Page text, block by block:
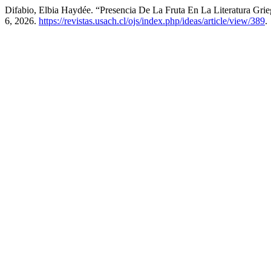
Difabio, Elbia Haydée. “Presencia De La Fruta En La Literatura
6, 2026. https://revistas.usach.cl/ojs/index.php/ideas/article/view/389.